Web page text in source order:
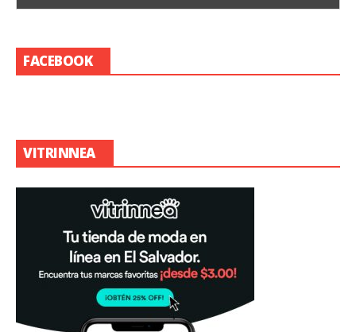
FACEBOOK
VITRINNEA